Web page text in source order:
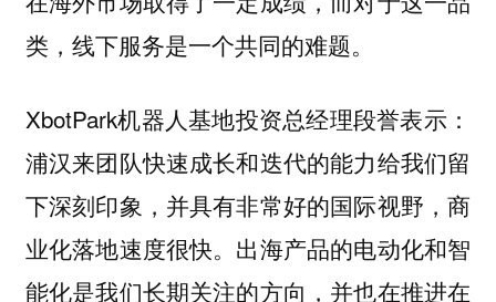
类，线下服务是一个共同的难题。
XbotPark机器人基地投资总经理段誉表示：
浦汉来团队快速成长和迭代的能力给我们留
下深刻印象，并具有非常好的国际视野，商
业化落地速度很快。出海产品的电动化和智
能化是我们长期关注的方向，并也在推进在